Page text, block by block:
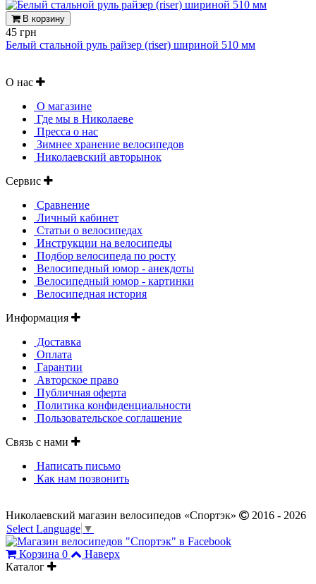
В корзину
45 грн
Белый стальной руль райзер (riser) шириной 510 мм
О нас
О магазине
Где мы в Николаеве
Пресса о нас
Зимнее хранение велосипедов
Николаевский авторынок
Сервис
Сравнение
Личный кабинет
Статьи о велосипедах
Инструкции на велосипеды
Подбор велосипеда по росту
Велосипедный юмор - анекдоты
Велосипедный юмор - картинки
Велосипедная история
Информация
Доставка
Оплата
Гарантии
Авторское право
Публичная оферта
Политика конфиденциальности
Пользовательское соглашение
Связь с нами
Написать письмо
Как нам позвонить
Николаевский магазин велосипедов «Спортэк»
2016 - 2026
Select Language ▼
Корзина 0
Наверх
Каталог